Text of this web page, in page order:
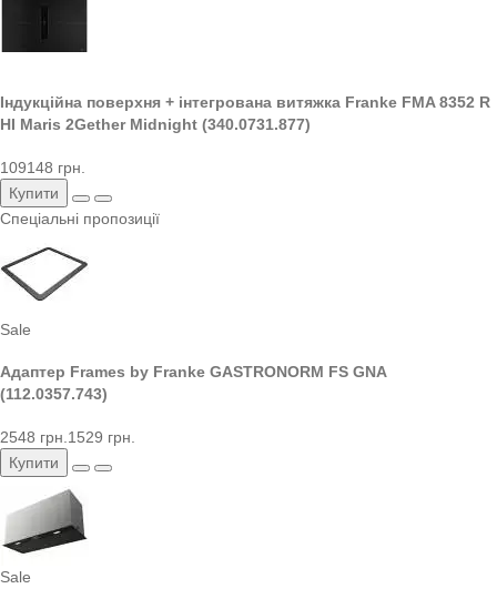
Індукційна поверхня + інтегрована витяжка Franke FMA 8352 R
HI Maris 2Gether Midnight (340.0731.877)
109148 грн.
Купити
Спеціальні пропозиції
Sale
Адаптер Frames by Franke GASTRONORM FS GNA
(112.0357.743)
2548 грн. 1529 грн.
Купити
Sale